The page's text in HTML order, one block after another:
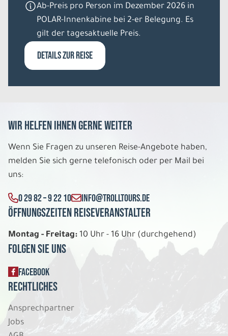
Ab-Preis pro Person im Dezember 2026 in
POLAR-Innenkabine bei 2-er Belegung. Es
gilt der tagesaktuelle Preis.
DETAILS ZUR REISE
Wir helfen Ihnen gerne weiter
Wenn Sie Fragen zu unseren Reise-Angebote haben,
melden Sie sich gerne telefonisch oder per Mail bei
uns:
0 29 82 – 9 22 10 INFO@TROLLTOURS.DE
Öffnungszeiten Reiseveranstalter
Montag - Freitag: 10 Uhr - 16 Uhr (durchgehend)
Folgen Sie uns
FACEBOOK
Rechtliches
Ansprechpartner
Jobs